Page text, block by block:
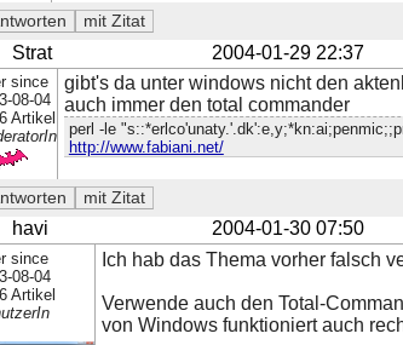
Strat 2004-01-29 22:37
since
08-04
Artikel
gibt's da unter windows nicht den
auch immer den total commander
perl -le
http://www.fabiani.net/
havi 2004-01-30 07:50
since
08-04
Artikel
Ich hab das Thema vorher falsch
Verwende auch den Total-
von Windows funktioniert auch